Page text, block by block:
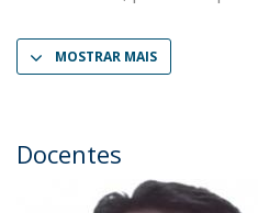
MOSTRAR MAIS
Docentes